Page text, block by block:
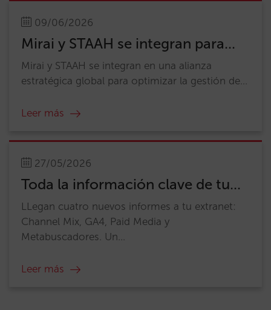
09/06/2026
Mirai y STAAH se integran para...
Mirai y STAAH se integran en una alianza
estratégica global para optimizar la gestión de...
Leer más
27/05/2026
Toda la información clave de tu...
LLegan cuatro nuevos informes a tu extranet:
Channel Mix, GA4, Paid Media y
Metabuscadores. Un...
Leer más